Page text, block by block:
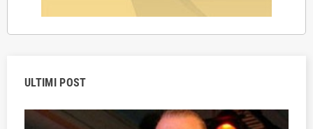
ULTIMI POST